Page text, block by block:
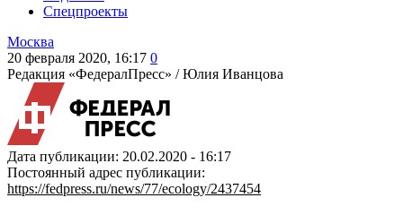
Спецпроекты
Москва
20 февраля 2020, 16:17 0
Редакция «ФедералПресс» /Юлия Иванцова
Дата публикации: 20.02.2020 - 16:17
Постоянный адрес публикации:
https://fedpress.ru/news/77/ecology/2437454